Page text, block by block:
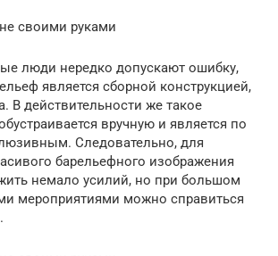
своими руками
люди нередко допускают ошибку,
является сборной конструкцией,
В действительности же такое
вручную и является по
Следовательно, для
барельефного изображения
немало усилий, но при большом
мероприятиями можно справиться